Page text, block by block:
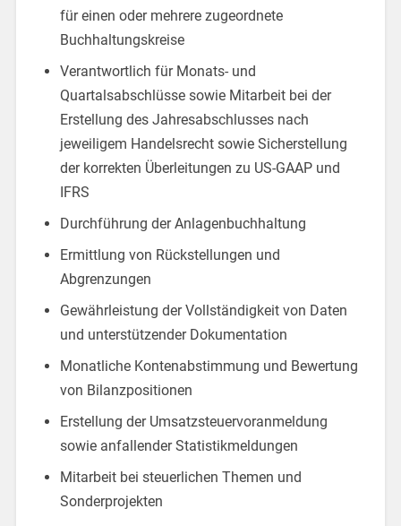
für einen oder mehrere zugeordnete
Buchhaltungskreise
Verantwortlich für Monats- und
Quartalsabschlüsse sowie Mitarbeit bei der
Erstellung des Jahresabschlusses nach
jeweiligem Handelsrecht sowie Sicherstellung
der korrekten Überleitungen zu US-GAAP und
IFRS
Durchführung der Anlagenbuchhaltung
Ermittlung von Rückstellungen und
Abgrenzungen
Gewährleistung der Vollständigkeit von Daten
und unterstützender Dokumentation
Monatliche Kontenabstimmung und Bewertung
von Bilanzpositionen
Erstellung der Umsatzsteuervoranmeldung
sowie anfallender Statistikmeldungen
Mitarbeit bei steuerlichen Themen und
Sonderprojekten